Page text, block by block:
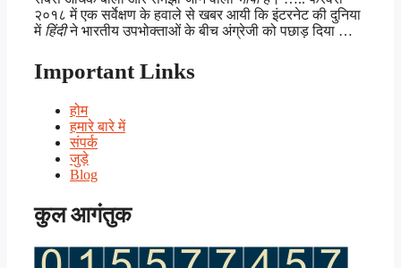
२०१८ में एक सर्वेक्षण के हवाले से खबर आयी कि इंटरनेट की दुनिया
में हिंदीने भारतीय उपभोक्ताओं के बीच अंग्रेजी को पछाड़ दिया …
Important Links
होम
हमारे बारे में
संपर्क
जुड़े
Blog
कुल आगंतुक